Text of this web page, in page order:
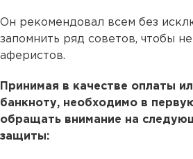
Он рекомендовал всем без
запомнить ряд советов, чтобы
аферистов.
Принимая в качестве оплаты
банкноту, необходимо в
обращать внимание на
защиты: